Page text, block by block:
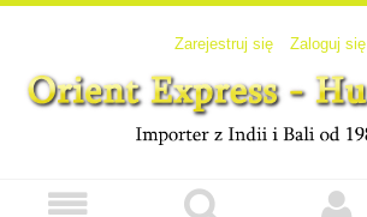
Zarejestruj się Zaloguj się